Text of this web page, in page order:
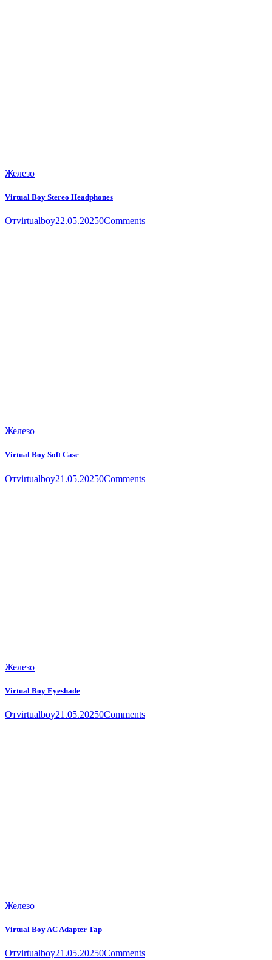
Железо
Virtual Boy Stereo Headphones
Отvirtualboy22.05.20250Comments
Железо
Virtual Boy Soft Case
Отvirtualboy21.05.20250Comments
Железо
Virtual Boy Eyeshade
Отvirtualboy21.05.20250Comments
Железо
Virtual Boy AC Adapter Tap
Отvirtualboy21.05.20250Comments